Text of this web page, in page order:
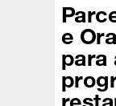
e
para